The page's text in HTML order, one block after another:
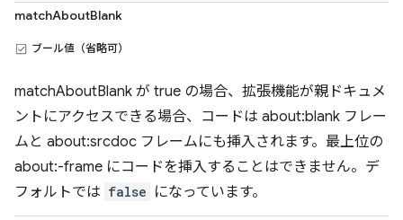
matchAboutBlank
ブール値（省略可）
matchAboutBlank が true の場合、拡張機能が親ドキュメ
ントにアクセスできる場合、コードは about:blank フレー
ムと about:srcdoc フレームにも挿入されます。最上位の
about:-frame にコードを挿入することはできません。デ
フォルトでは false になっています。